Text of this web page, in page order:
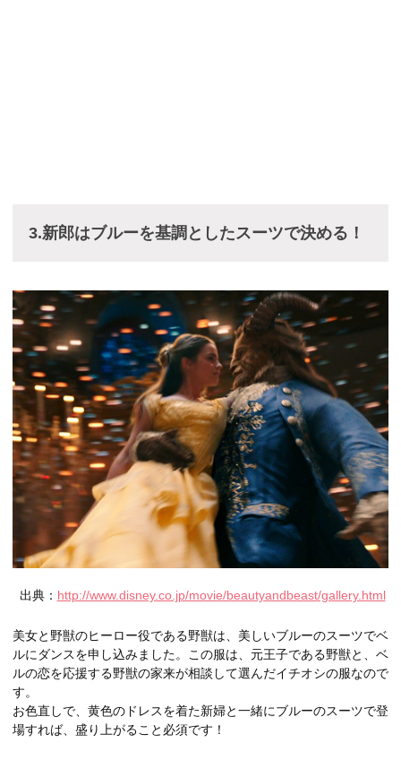
3.新郎はブルーを基調としたスーツで決める！
出典： http://www.disney.co.jp/movie/beautyandbeast/gallery.html
美女と野獣のヒーロー役である野獣は、美しいブルーのスーツでベ
ルにダンスを申し込みました。この服は、元王子である野獣と、ベ
ルの恋を応援する野獣の家来が相談して選んだイチオシの服なので
す。
お色直しで、黄色のドレスを着た新婦と一緒にブルーのスーツで登
場すれば、盛り上がること必須です！